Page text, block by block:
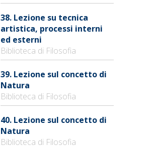
38. Lezione su tecnica
artistica, processi interni
ed esterni
Biblioteca di Filosofia
39. Lezione sul concetto di
Natura
Biblioteca di Filosofia
40. Lezione sul concetto di
Natura
Biblioteca di Filosofia